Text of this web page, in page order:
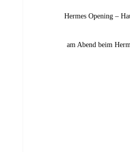
Hermes Opening –
am Abend beim